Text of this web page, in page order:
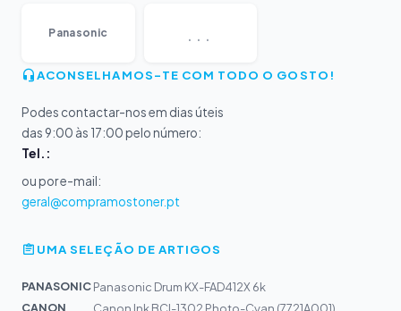
Panasonic ...
ACONSELHAMOS-TE COM TODO O GOSTO!
Podes contactar-nos em dias úteis
das 9:00 às 17:00 pelo número:
Tel.:
ou por e-mail:
geral@compramostoner.pt
UMA SELEÇÃO DE ARTIGOS
PANASONICPanasonic Drum KX-FAD412X 6k
CANON
Canon Ink BCI-1302 Photo-Cyan (7721A001)